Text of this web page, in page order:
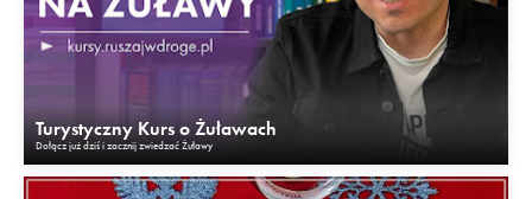
Turystyczny Kurs o Żuławach
Dołącz już dziś i zacznij zwiedzać Żuławy